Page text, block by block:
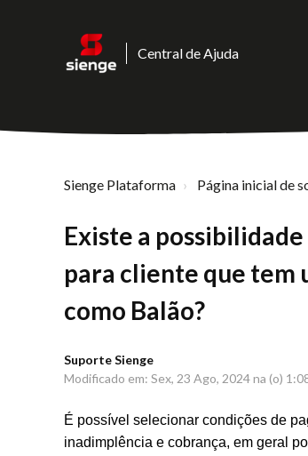
Central de Ajuda
Sienge Plataforma Página inicial de
Existe a
para cliente que tem
como Balão?
Suporte Sienge
Modificado em: Sex, 23 Ago, 2024 na (o)
É possível selecionar condições de
inadimplência e cobrança, em geral